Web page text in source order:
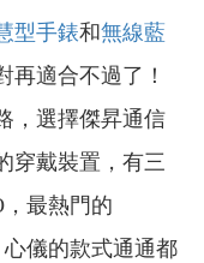
型手錶和無線藍
再適合不過了！
，選擇傑昇通信
穿戴裝置，有三
，最熱門的
儀的款式通通都